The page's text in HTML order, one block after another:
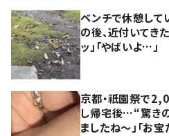
ベンチで休憩して
の後、近付いてき
ッ」「やばいよ…」
京都・祇園祭で
し帰宅後…“驚き
ましたね～」「お宝